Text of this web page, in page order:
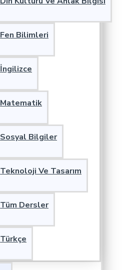
Fen Bilimleri
İngilizce
Matematik
Sosyal Bilgiler
Teknoloji Ve Tasarım
Tüm Dersler
Türkçe